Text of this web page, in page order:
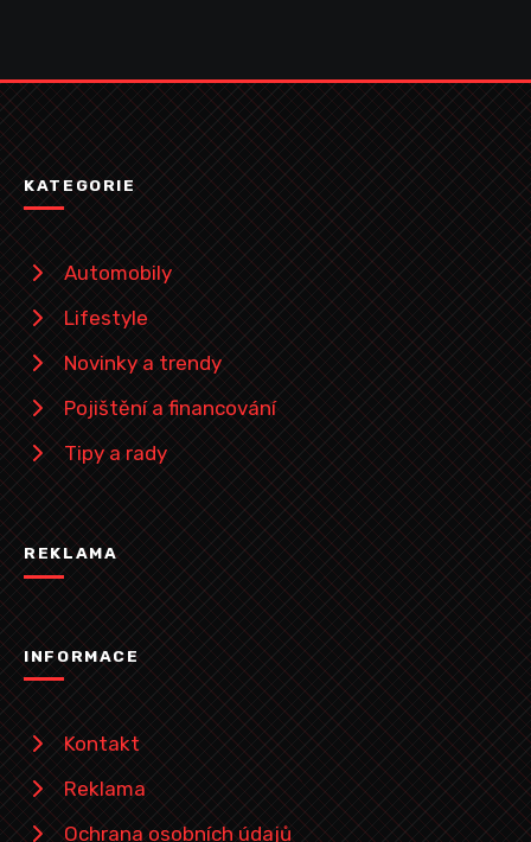
KATEGORIE
Automobily
Lifestyle
Novinky a trendy
Pojištění a financování
Tipy a rady
REKLAMA
INFORMACE
Kontakt
Reklama
Ochrana osobních údajů